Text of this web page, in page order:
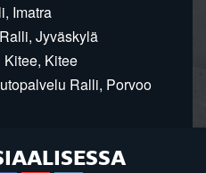
Imatra
Jyväskylä
Kitee
Ralli, Porvoo